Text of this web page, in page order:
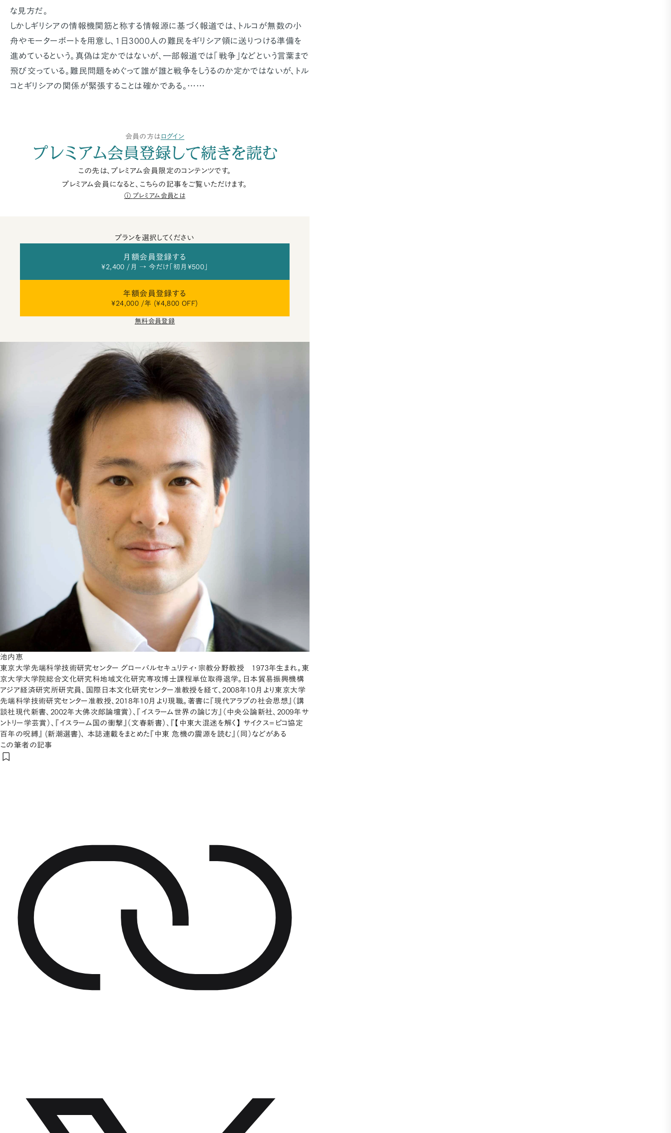
な見方だ。
しかしギリシアの情報機関筋と称する情報源に基づく報道では、トルコが無数の小
舟やモーターボートを用意し、1日3000人の難民をギリシア領に送りつける準備を
進めているという。真偽は定かではないが、一部報道では「戦争」などという言葉まで
飛び交っている。難民問題をめぐって誰が誰と戦争をしうるのか定かではないが、トル
コとギリシアの関係が緊張することは確かである。……
会員の方は ログイン
プレミアム会員登録して続きを読む
この先は、プレミアム会員限定のコンテンツです。
プレミアム会員になると、こちらの記事をご覧いただけます。
プレミアム会員とは
プランを選択してください
月額会員登録する
¥2,400 /月 → 今だけ「初月¥500」
年額会員登録する
¥24,000 /年 (¥4,800 OFF)
無料会員登録
池内恵
東京大学先端科学技術研究センター グローバルセキュリティ・宗教分野教授 1973年生まれ。東
京大学大学院総合文化研究科地域文化研究専攻博士課程単位取得退学。日本貿易振興機構
アジア経済研究所研究員、国際日本文化研究センター准教授を経て、2008年10月より東京大学
先端科学技術研究センター准教授、2018年10月より現職。著書に『現代アラブの社会思想』（講
談社現代新書、2002年大佛次郎論壇賞）、『イスラーム世界の論じ方』（中央公論新社、2009年サ
ントリー学芸賞）、『イスラーム国の衝撃』（文春新書）、『【中東大混迷を解く】 サイクス=ピコ協定
百年の呪縛』 (新潮選書)、 本誌連載をまとめた『中東 危機の震源を読む』（同）などがある
この筆者の記事